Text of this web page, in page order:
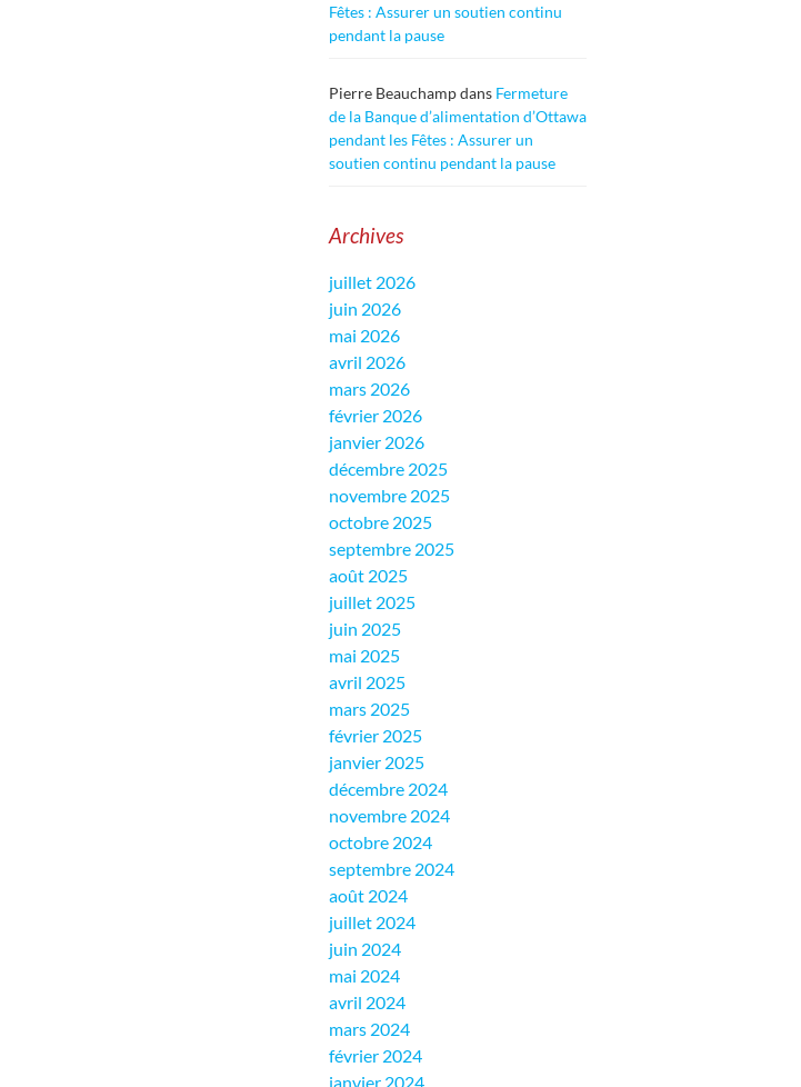
Fêtes : Assurer un soutien continu
pendant la pause
Pierre Beauchampdans Fermeture
de la Banque d’alimentation d’Ottawa
pendant les Fêtes : Assurer un
soutien continu pendant la pause
Archives
juillet 2026
juin 2026
mai 2026
avril 2026
mars 2026
février 2026
janvier 2026
décembre 2025
novembre 2025
octobre 2025
septembre 2025
août 2025
juillet 2025
juin 2025
mai 2025
avril 2025
mars 2025
février 2025
janvier 2025
décembre 2024
novembre 2024
octobre 2024
septembre 2024
août 2024
juillet 2024
juin 2024
mai 2024
avril 2024
mars 2024
février 2024
janvier 2024